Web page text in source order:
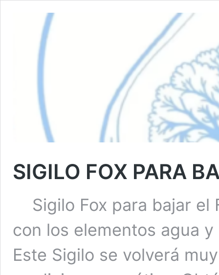
SIGILO FOX PARA
Sigilo Fox para bajar el
con los elementos
Este Sigilo se volverá